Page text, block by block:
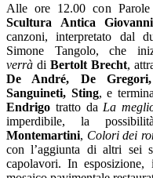
Alle ore 12.00 con
Scultura
Antica
canzoni, interpretato dal
Simone Tangolo, che
verràdiBertolt Brecht,
De André, De
Sanguineti, Sting, e
Endrigo tratto da La
imperdibile, la
Montemartini, Colori dei
con l’aggiunta di altri sei
capolavori. In